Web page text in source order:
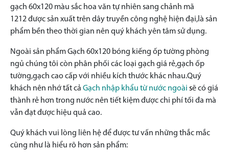
gạch 60x120 màu sắc hoa văn tự nhiên sang chảnh mã
1212được sản xuất trên dây truyền công nghệ hiện đại,là sản
phẩm bền theo thời gian nên quý khách yên tâm sử dụng.
Ngoài sản phẩm Gạch 60x120 bóng kiếng ốp tường phòng
ngủ chúng tôi còn phân phối các loại gạch giá rẻ,gạch ốp
tường,gạch cao cấp với nhiều kích thước khác nhau.Quý
khách nên nhớ tất cả Gạch nhập khẩu từ nước ngoài sẽ có giá
thành rẻ hơn trong nước nên tiết kiệm được chi phí tối đa mà
vẫn đạt được hiệu quả cao.
Quý khách vui lòng liên hệ để được tư vấn những thắc mắc
cũng như là hiểu rõ hơn sản phẩm: